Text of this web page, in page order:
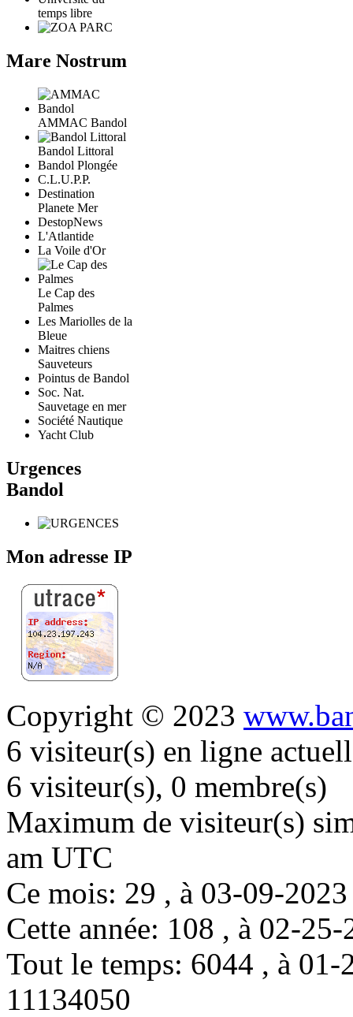
temps libre
Mare Nostrum
AMMAC Bandol
Bandol Littoral
Bandol Plongée
C.L.U.P.P.
Destination
Planete Mer
DestopNews
L'Atlantide
La Voile d'Or
Le Cap des
Palmes
Les Mariolles de la
Bleue
Maitres chiens
Sauveteurs
Pointus de Bandol
Soc. Nat.
Sauvetage en mer
Société Nautique
Yacht Club
Urgences
Bandol
Mon adresse IP
Copyright © 2023
6 visiteur(s) en ligne
6 visiteur(s), 0 membre(s)
Maximum de visiteur(s)
am UTC
Ce mois: 29 , à 03-09-
Cette année: 108 , à 02-
Tout le temps: 6044 , à
11134050